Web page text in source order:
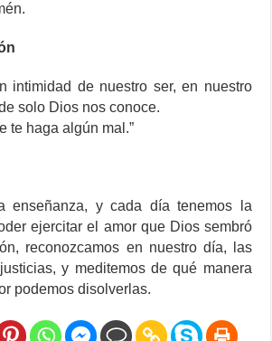
intimidad de nuestro ser, en nuestro
solo Dios nos conoce.
te haga algún mal.”
enseñanza, y cada día tenemos la
ejercitar el amor que Dios sembró
reconozcamos en nuestro día, las
y meditemos de qué manera
podemos disolverlas.